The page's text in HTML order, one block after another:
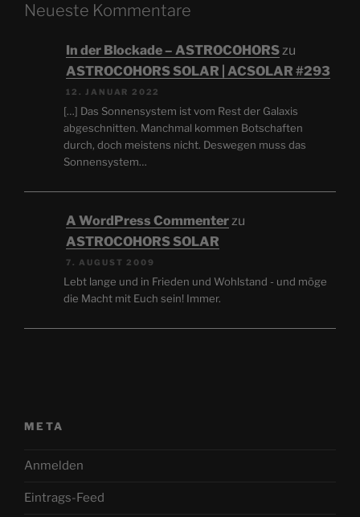
Neueste Kommentare
In der Blockade – ASTROCOHORS zu
ASTROCOHORS SOLAR | ACSOLAR #293
12. JANUAR 2022
[…] Das Sonnensystem ist vom Rest der Galaxis
abgeschnitten. Manchmal kommen Botschaften
durch, doch meistens nicht. Deswegen muss das
Sonnensystem…
A WordPress Commenter zu
ASTROCOHORS SOLAR
7. AUGUST 2009
Lebt lange und in Frieden und Wohlstand - und möge
die Macht mit Euch sein! Immer.
META
Anmelden
Eintrags-Feed